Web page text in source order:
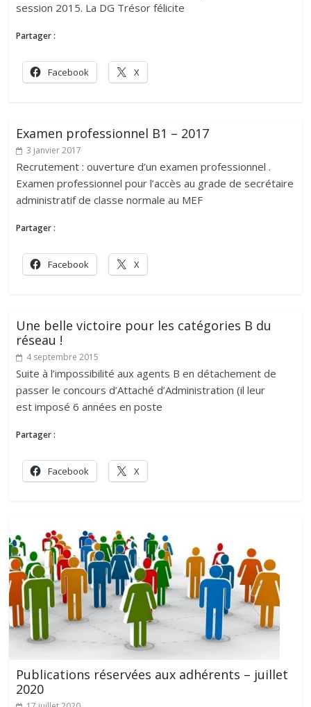
session 2015. La DG Trésor félicite
Partager :
Facebook X
Examen professionnel B1 – 2017
3 janvier 2017
Recrutement : ouverture d’un examen professionnel .
Examen professionnel pour l’accès au grade de secrétaire
administratif de classe normale au MEF
Partager :
Facebook X
Une belle victoire pour les catégories B du
réseau !
4 septembre 2015
Suite à l’impossibilité aux agents B en détachement de
passer le concours d’Attaché d’Administration (il leur
est imposé 6 années en poste
Partager :
Facebook X
Publications réservées aux adhérents – juillet
2020